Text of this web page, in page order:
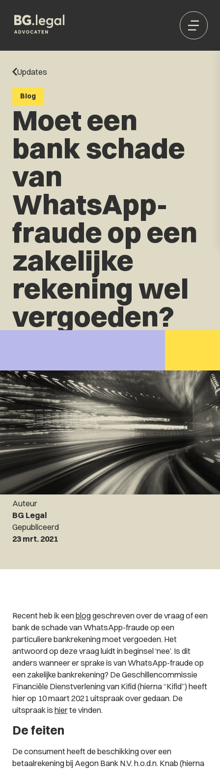
Updates
Blog
Moet een
bank schade
van
WhatsApp-
fraude op een
zakelijke
rekening wel
vergoeden?
Auteur
BG Legal
Gepubliceerd
23 mrt. 2021
Recent heb ik eenbloggeschreven over de vraag of een
bank de schade van WhatsApp-fraude op een
particuliere bankrekening moet vergoeden. Het
antwoord op deze vraag luidt in beginsel ‘nee’. Is dit
anders wanneer er sprake is van WhatsApp-fraude op
een zakelijke bankrekening? De Geschillencommissie
Financiële Dienstverlening van Kifid (hierna “Kifid”) heeft
hier op 10 maart 2021 uitspraak over gedaan. De
uitspraak is hierte vinden.
De feiten
De consument heeft de beschikking over een
betaalrekening bij Aegon Bank N.V. h.o.d.n. Knab (hierna